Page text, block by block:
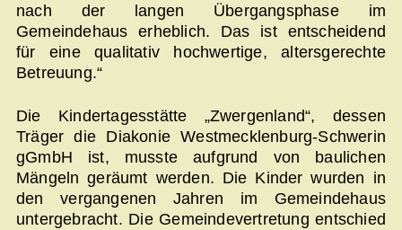
nach der langen Übergangsphase im
Gemeindehaus erheblich. Das ist entscheidend
für eine qualitativ hochwertige, altersgerechte
Betreuung.“
Die Kindertagesstätte „Zwergenland“, dessen
Träger die Diakonie Westmecklenburg-Schwerin
gGmbH ist, musste aufgrund von baulichen
Mängeln geräumt werden. Die Kinder wurden in
den vergangenen Jahren im Gemeindehaus
untergebracht. Die Gemeindevertretung entschied